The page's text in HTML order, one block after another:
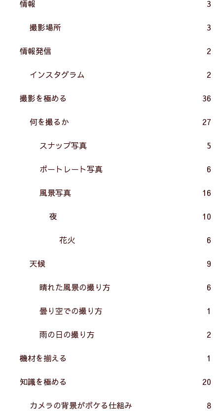
情報 3
撮影場所 3
情報発信 2
インスタグラム 2
撮影を極める 36
何を撮るか 27
スナップ写真 5
ポートレート写真 6
風景写真 16
夜 10
花火 6
天候 9
晴れた風景の撮り方 6
曇り空での撮り方 1
雨の日の撮り方 2
機材を揃える 1
知識を極める 20
カメラの背景がボケる仕組み 8